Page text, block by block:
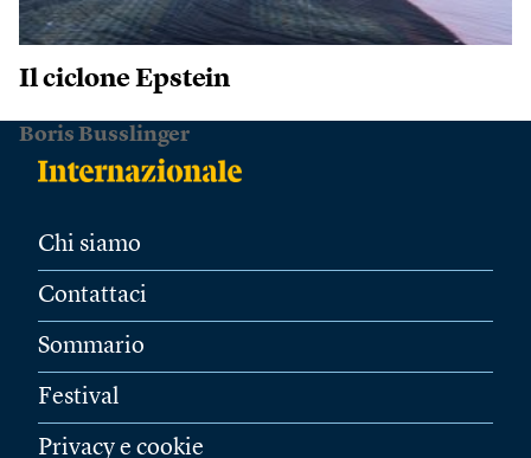
Il ciclone Epstein
Boris Busslinger
Chi siamo
Contattaci
Sommario
Festival
Privacy e cookie